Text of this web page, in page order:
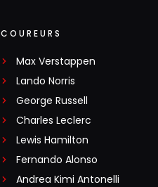
COUREURS
Max Verstappen
Lando Norris
George Russell
Charles Leclerc
Lewis Hamilton
Fernando Alonso
Andrea Kimi Antonelli